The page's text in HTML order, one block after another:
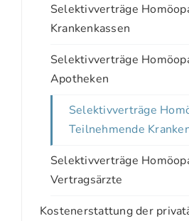
Selektivverträge
Krankenkassen
Selektivverträge
Apotheken
Selektivverträge
Teilnehmende
Selektivverträge
Vertragsärzte
Kostenerstattung der